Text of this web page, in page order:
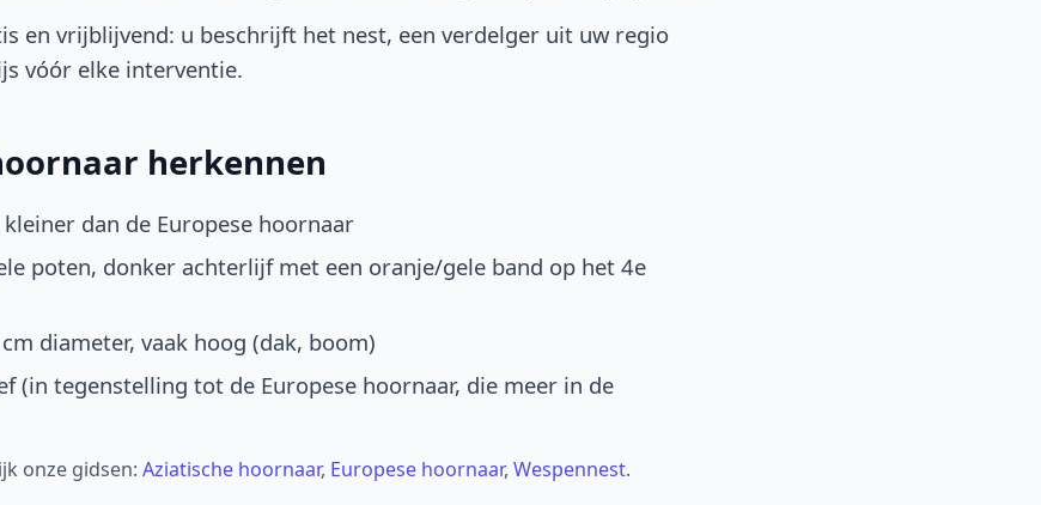
en vrijblijvend: u beschrijft het nest, een verdelger uit uw regio
vóór elke interventie.
herkennen
dan de Europese hoornaar
poten, donker achterlijf met een oranje/gele band op het 4e
diameter, vaak hoog (dak, boom)
(in tegenstelling tot de Europese hoornaar, die meer in de
onze gidsen: Aziatische hoornaar, Europese hoornaar, Wespennest.